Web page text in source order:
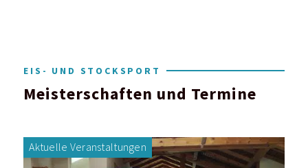
EIS- UND STOCKSPORT
Meisterschaften und Termine
Aktuelle Veranstaltungen